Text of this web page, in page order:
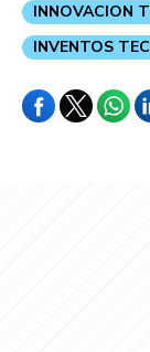
INNOVACION
INVENTOS